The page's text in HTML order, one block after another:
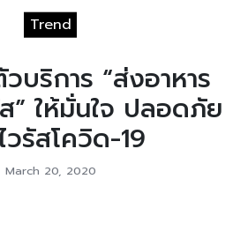
Trend
บริการ “ส่งอาหาร
” ให้มั่นใจ ปลอดภัย
วรัสโควิด-19
March 20, 2020